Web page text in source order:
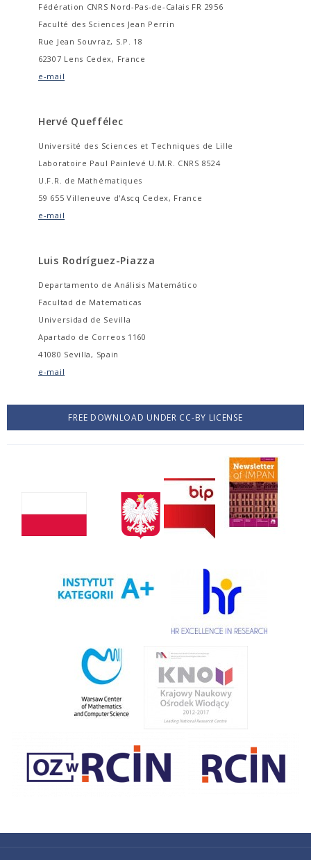
Fédération CNRS Nord-Pas-de-Calais FR 2956
Faculté des Sciences Jean Perrin
Rue Jean Souvraz, S.P. 18
62307 Lens Cedex, France
e-mail
Hervé Queffélec
Université des Sciences et Techniques de Lille
Laboratoire Paul Painlevé U.M.R. CNRS 8524
U.F.R. de Mathématiques
59 655 Villeneuve d'Ascq Cedex, France
e-mail
Luis Rodríguez-Piazza
Departamento de Análisis Matemático
Facultad de Matematicas
Universidad de Sevilla
Apartado de Correos 1160
41080 Sevilla, Spain
e-mail
FREE DOWNLOAD UNDER CC-BY LICENSE